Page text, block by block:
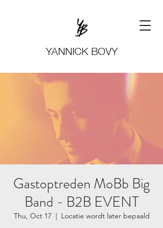
YANNICK BOVY
Gastoptreden MoBb Big
Band - B2B EVENT
Thu, Oct 17
  |
Locatie wordt later bepaald